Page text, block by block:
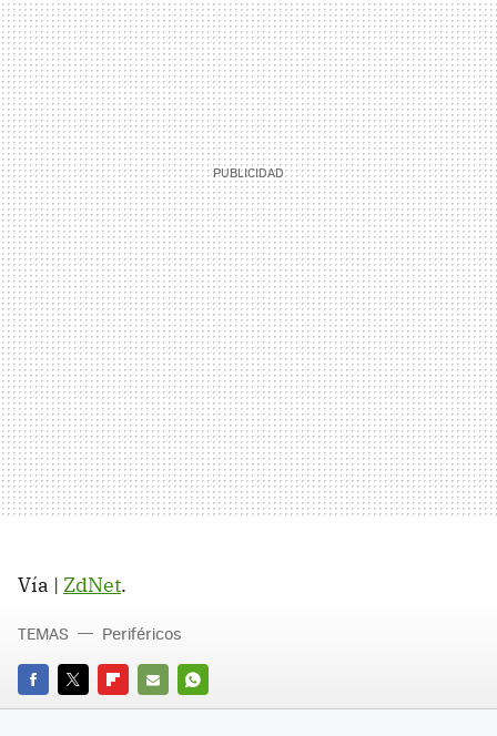
Vía | ZdNet.
FACEBOOK
TWITTERFLIPBOARD
E-
WHATSAPP
TEMAS Periféricos